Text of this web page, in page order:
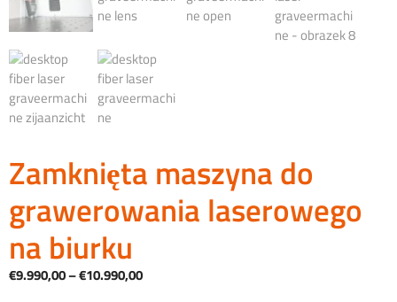
Zamknięta maszyna do
grawerowania laserowego
na biurku
€9.990,00–€10.990,00Zakres